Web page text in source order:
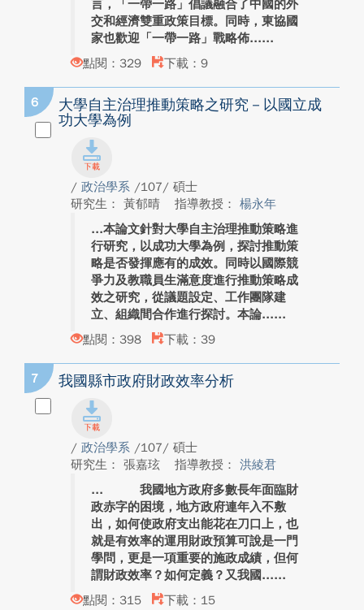
言，「一帶一路」倡議融合了中國的外
交和經濟雙重政策目標。同時，東協國
家也歡迎「一帶一路」戰略佈...
點閱：329
下載：9
6
大學自主治理推動策略之研究－以國立成
功大學為例
/ 政治學系 /107/ 碩士
研究生： 黃郁晴
指導教授： 楊永年
本論文針對大學自主治理推動策略進
行研究，以成功大學為例，探討推動策
略是否發揮應有的成效。同時以國際競
爭力及教職員生滿意度進行推動策略成
效之研究，從議題設定、工作團隊建
立、組織間合作進行探討。本論...
點閱：398
下載：39
7 我國縣市政府財政效率分析
/ 政治學系 /107/ 碩士
研究生： 張嘉玹
指導教授： 洪綾君
我國地方政府多數長年面臨財
政赤字的困境，地方政府連年入不敷
出，如何使政府支出能花在刀口上，也
就是有效率的運用財政預算可說是一門
學問，更是一項重要的施政成績，但何
謂財政效率？如何定義？又我國...
點閱：315
下載：15